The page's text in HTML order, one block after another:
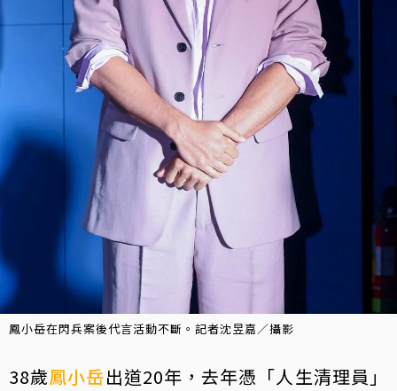
鳳小岳在閃兵案後代言活動不斷。記者沈昱嘉／攝影
38歲鳳小岳出道20年，去年憑「人生清理員」